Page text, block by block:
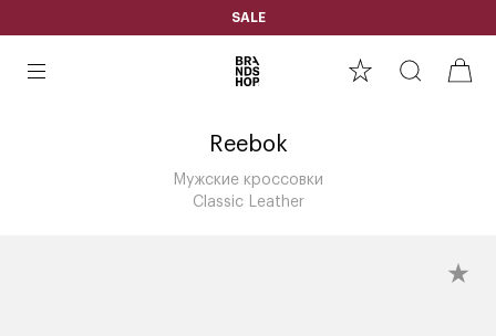
SALE
Reebok
Мужские кроссовки
Classic Leather